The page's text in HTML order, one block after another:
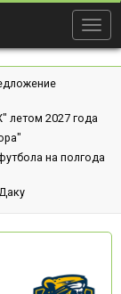
летом 2027 года
на полгода